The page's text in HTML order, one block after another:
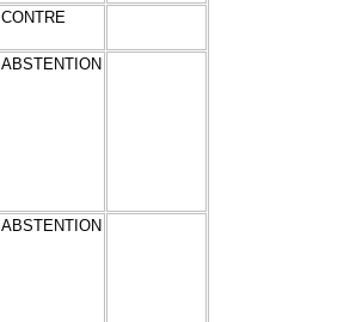
CONTRE
ABSTENTION
ABSTENTION